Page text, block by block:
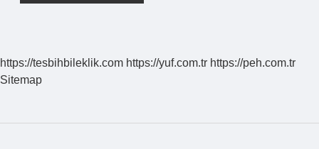
https://tesbihbileklik.com https://yuf.com.tr https://peh.com.tr
Sitemap